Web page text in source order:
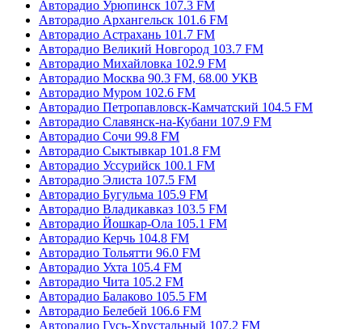
Авторадио Урюпинск 107.3 FM
Авторадио Архангельск 101.6 FM
Авторадио Астрахань 101.7 FM
Авторадио Великий Новгород 103.7 FM
Авторадио Михайловка 102.9 FM
Авторадио Москва 90.3 FM, 68.00 УКВ
Авторадио Муром 102.6 FM
Авторадио Петропавловск-Камчатский 104.5 FM
Авторадио Славянск-на-Кубани 107.9 FM
Авторадио Сочи 99.8 FM
Авторадио Сыктывкар 101.8 FM
Авторадио Уссурийск 100.1 FM
Авторадио Элиста 107.5 FM
Авторадио Бугульма 105.9 FM
Авторадио Владикавказ 103.5 FM
Авторадио Йошкар-Ола 105.1 FM
Авторадио Керчь 104.8 FM
Авторадио Тольятти 96.0 FM
Авторадио Ухта 105.4 FM
Авторадио Чита 105.2 FM
Авторадио Балаково 105.5 FM
Авторадио Белебей 106.6 FM
Авторадио Гусь-Хрустальный 107.2 FM